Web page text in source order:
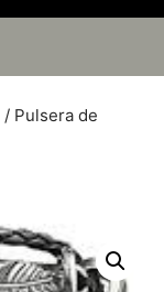
/ Pulsera de